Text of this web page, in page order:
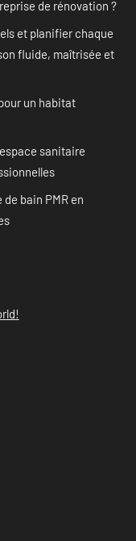
de rénovation ?
et planifier chaque
fluide, maîtrisée et
un habitat
sanitaire
bain PMR en